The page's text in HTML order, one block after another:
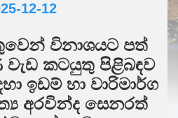
12-12
විනාශයට පත්
කටයුතු පිළිබඳව
ඉඩම් හා වාරිමාර්ග
අරවින්ද සෙනරත්